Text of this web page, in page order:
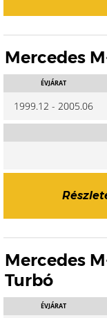
Mercedes
ÉVJÁRAT
1999.12 - 2005.06
Mercedes
Turbó
ÉVJÁRAT